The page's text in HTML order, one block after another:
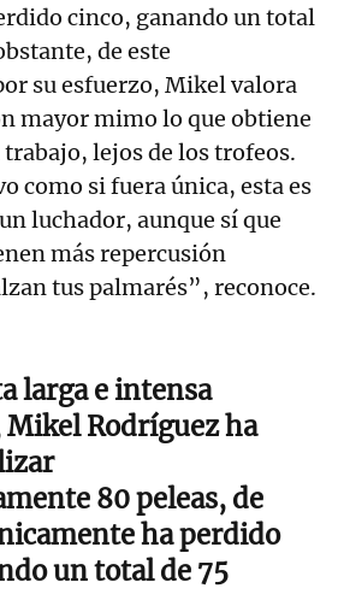
cinco, ganando un total
de este
su esfuerzo, Mikel valora
mayor mimo lo que obtiene
lejos de los trofeos.
como si fuera única, esta es
luchador, aunque sí que
más repercusión
tus palmarés”, reconoce.
larga e intensa
Rodríguez ha
80 peleas, de
ha perdido
un total de 75